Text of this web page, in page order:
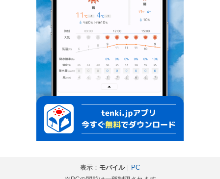
表示： モバイル｜
PC